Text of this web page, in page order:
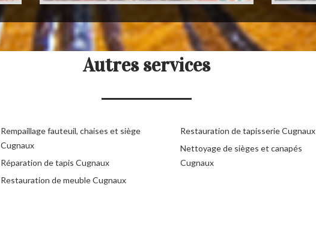
Autres services
Rempaillage fauteuil, chaises et siège
Cugnaux
Réparation de tapis Cugnaux
Restauration de meuble Cugnaux
Restauration de tapisserie Cugnaux
Nettoyage de sièges et canapés
Cugnaux